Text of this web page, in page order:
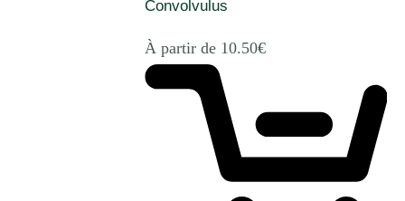
Convolvulus
À partir de 10.50€